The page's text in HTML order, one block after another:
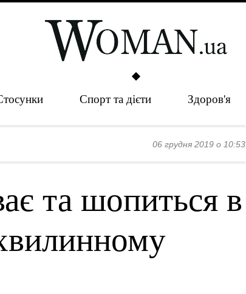
Спорт та дієти Здоров'я
06 грудня 2019 о 10:53
та шопиться в